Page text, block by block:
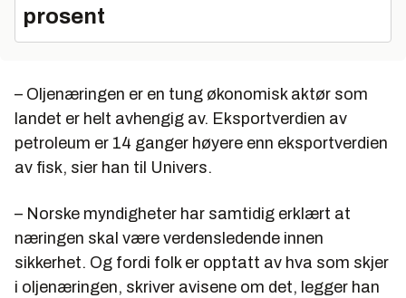
prosent
– Oljenæringen er en tung økonomisk aktør som
landet er helt avhengig av. Eksportverdien av
petroleum er 14 ganger høyere enn eksportverdien
av fisk, sier han til Univers.
– Norske myndigheter har samtidig erklært at
næringen skal være verdensledende innen
sikkerhet. Og fordi folk er opptatt av hva som skjer
i oljenæringen, skriver avisene om det, legger han